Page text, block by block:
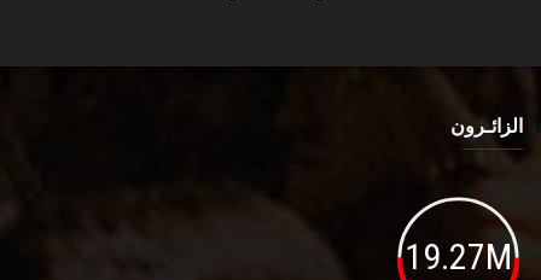
الزائـرون
19.27M